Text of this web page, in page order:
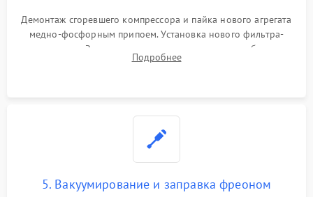
Демонтаж сгоревшего компрессора и пайка нового агрегата
медно-фосфорным припоем. Установка нового фильтра-
осушителя. Замена изношенных вентиляторов обдува,
сломанных заслонок или поврежденных дверных петель.
Подробнее
5. Вакуумирование и заправка фреоном